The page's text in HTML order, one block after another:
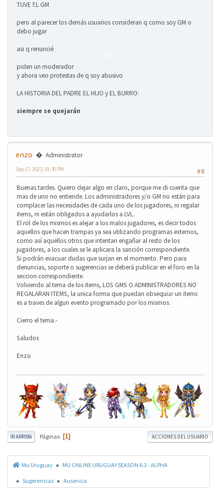
TUVE EL GM
pero al parecer los demás usuarios consideran q como soy GM o
debo jugar
asi q renuncié
piden un moderador
y ahora veo protestas de q soy abusivo
LA HISTORIA DEL PADRE EL HIJO y EL BURRO:
siempre se quejarán
enzo
Administrator
#8
Sep 17, 2023, 01:30 PM
Buenas tardes. Quiero dejar algo en claro, porque me di cuenta que
mas de uno no entiende. Los administradores y/o GM no están para
complacer las necesidades de cada uno de los jugadores, ni regalar
items, ni están obligados a ayudarlos a LVL.
El rol de los mismos es alejar a los malos jugadores, es decir todos
aquellos que hacen trampas ya sea utilizando programas externos,
como así aquellos otros que intentan engañar al resto de los
jugadores, a los cuales se le aplicara la sanción correspondiente.
Si podrán evacuar dudas que surjan en el momento. Pero para
denuncias, soporte o sugerencias se deberá publicar en el foro en la
seccion correspondiente.
Volviendo al tema de los items, LOS GMS O ADMINISTRADORES NO
REGALARAN ITEMS, la unica forma que puedan obsequiar un items
es a traves de algun evento programado por los mismos.
Cierro el tema.-
Saludos
Enzo
IR ARRIBA Páginas 1 ACCIONES DEL USUARIO
Mu Uruguay ► MU ONLINE URUGUAY SEASON 6.3 - ALPHA
► Sugerencias ► Ausencia
❄
❄
❄